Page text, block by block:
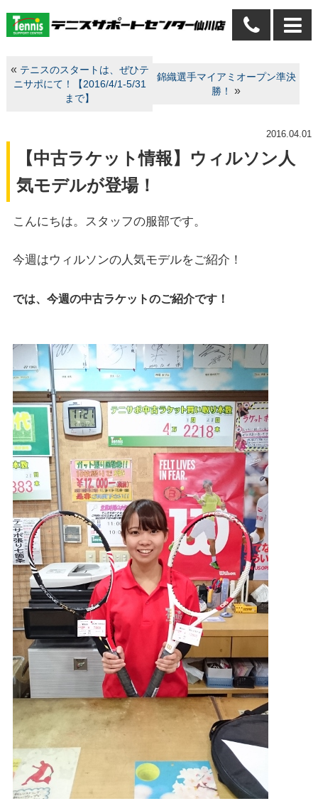
« テニスのスタートは、ぜひテ
ニサポにて！【2016/4/1-5/31
まで】
錦織選手マイアミオープン準決
勝！
»
2016.04.01
【中古ラケット情報】ウィルソン人
気モデルが登場！
こんにちは。スタッフの服部です。
今週はウィルソンの人気モデルをご紹介！
では、 今週の中古ラケットのご紹介です！